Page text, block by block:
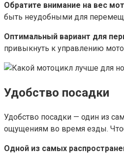
Обратите внимание на вес
быть неудобными для
Оптимальный вариант для
привыкнуть к управлению
Удобство посадки
Удобство посадки — один из
ощущениям во время езды.​
Одной из самых